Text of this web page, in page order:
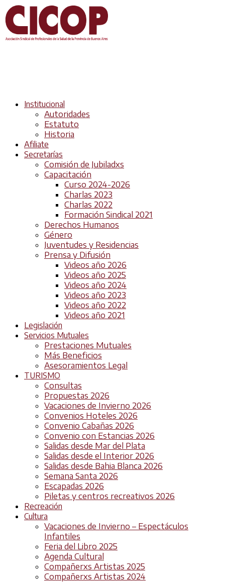
Institucional
Autoridades
Estatuto
Historia
Afiliate
Secretarías
Comisión de Jubiladxs
Capacitación
Curso 2024-2026
Charlas 2023
Charlas 2022
Formación Sindical 2021
Derechos Humanos
Género
Juventudes y Residencias
Prensa y Difusión
Videos año 2026
Videos año 2025
Videos año 2024
Videos año 2023
Videos año 2022
Videos año 2021
Legislación
Servicios Mutuales
Prestaciones Mutuales
Más Beneficios
Asesoramientos Legal
TURISMO
Consultas
Propuestas 2026
Vacaciones de Invierno 2026
Convenios Hoteles 2026
Convenio Cabañas 2026
Convenio con Estancias 2026
Salidas desde Mar del Plata
Salidas desde el Interior 2026
Salidas desde Bahia Blanca 2026
Semana Santa 2026
Escapadas 2026
Piletas y centros recreativos 2026
Recreación
Cultura
Vacaciones de Invierno – Espectáculos
Infantiles
Feria del Libro 2025
Agenda Cultural
Compañerxs Artistas 2025
Compañerxs Artistas 2024